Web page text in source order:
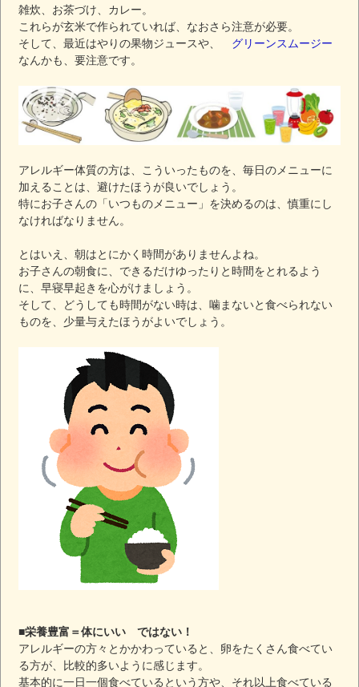
雑炊、お茶づけ、カレー。
これらが玄米で作られていれば、なおさら注意が必要。
そして、最近はやりの果物ジュースや、 グリーンスムージー
なんかも、要注意です。
アレルギー体質の方は、こういったものを、毎日のメニューに
加えることは、避けたほうが良いでしょう。
特にお子さんの「いつものメニュー」を決めるのは、慎重にし
なければなりません。
とはいえ、朝はとにかく時間がありませんよね。
お子さんの朝食に、できるだけゆったりと時間をとれるよう
に、早寝早起きを心がけましょう。
そして、どうしても時間がない時は、噛まないと食べられない
ものを、少量与えたほうがよいでしょう。
■栄養豊富＝体にいい ではない！
アレルギーの方々とかかわっていると、卵をたくさん食べてい
る方が、比較的多いように感じます。
基本的に一日一個食べているという方や、それ以上食べている